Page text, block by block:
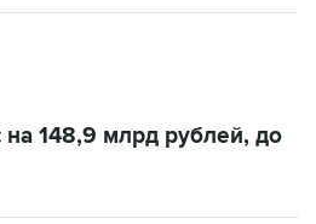
148,9 млрд рублей, до